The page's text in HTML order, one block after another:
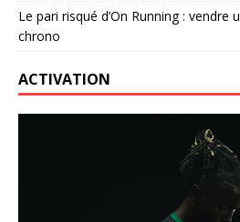
Le pari risqué d’On Running : vendre
chrono
ACTIVATION